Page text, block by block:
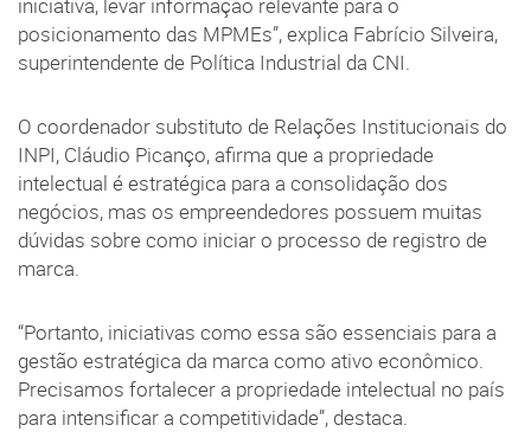
iniciativa, levar informação relevante para o
posicionamento das MPMEs”, explica Fabrício Silveira,
superintendente de Política Industrial da CNI.
O coordenador substituto de Relações Institucionais do
INPI, Cláudio Picanço, afirma que a propriedade
intelectual é estratégica para a consolidação dos
negócios, mas os empreendedores possuem muitas
dúvidas sobre como iniciar o processo de registro de
marca.
“Portanto, iniciativas como essa são essenciais para a
gestão estratégica da marca como ativo econômico.
Precisamos fortalecer a propriedade intelectual no país
para intensificar a competitividade”, destaca.